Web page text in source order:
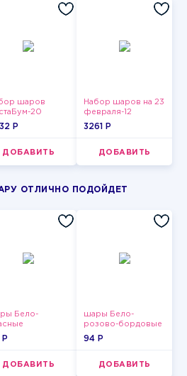
шаров
20
P
ДОБАВИТЬ
Набор шаров на 23
февраля-12
3261 P
ДОБАВИТЬ
ОТЛИЧНО ПОДОЙДЕТ
Бело-
ДОБАВИТЬ
шары Бело-
розово-бордовые
металлик
94 P
ДОБАВИТЬ